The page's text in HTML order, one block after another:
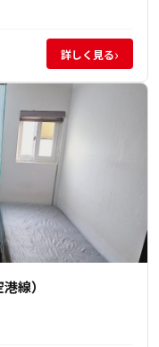
詳しく見る›
線）